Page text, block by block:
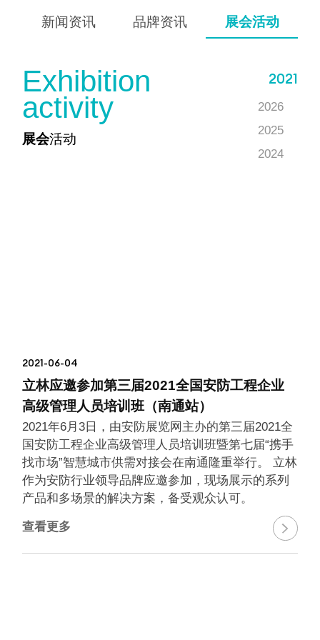
新闻资讯 品牌资讯 展会活动
Exhibition
activity
展会活动
2021
2026
2025
2024
2021-06-04
立林应邀参加第三届2021全国安防工程企业
高级管理人员培训班（南通站）
2021年6月3日，由安防展览网主办的第三届2021全
国安防工程企业高级管理人员培训班暨第七届“携手
找市场”智慧城市供需对接会在南通隆重举行。 立林
作为安防行业领导品牌应邀参加，现场展示的系列
产品和多场景的解决方案，备受观众认可。
查看更多 